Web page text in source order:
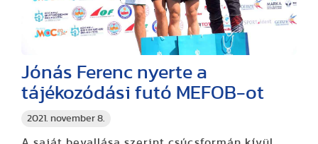
2021. november 8.
Jónás Ferenc nyerte a
tájékozódási futó MEFOB-ot